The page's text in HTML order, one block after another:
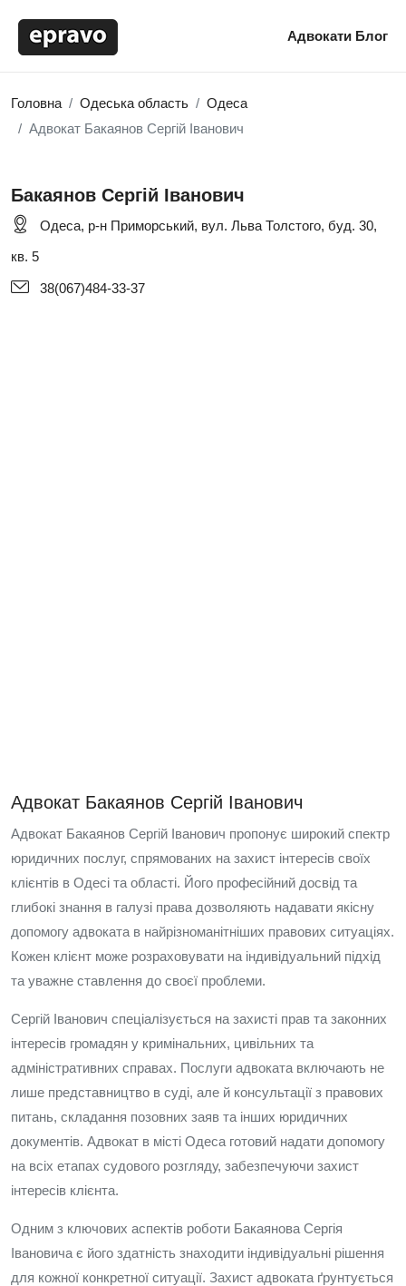
Адвокати Блог
Головна Одеська область
Одеса
Адвокат Бакаянов Сергій Іванович
Бакаянов Сергій Іванович
Одеса, р-н Приморський, вул. Льва Толстого, буд. 30,
кв. 5
38(067)484-33-37
Адвокат Бакаянов Сергій Іванович
Адвокат Бакаянов Сергій Іванович пропонує широкий спектр
юридичних послуг, спрямованих на захист інтересів своїх
клієнтів в Одесі та області. Його професійний досвід та
глибокі знання в галузі права дозволяють надавати якісну
допомогу адвоката в найрізноманітніших правових ситуаціях.
Кожен клієнт може розраховувати на індивідуальний підхід
та уважне ставлення до своєї проблеми.
Сергій Іванович спеціалізується на захисті прав та законних
інтересів громадян у кримінальних, цивільних та
адміністративних справах. Послуги адвоката включають не
лише представництво в суді, але й консультації з правових
питань, складання позовних заяв та інших юридичних
документів. Адвокат в місті Одеса готовий надати допомогу
на всіх етапах судового розгляду, забезпечуючи захист
інтересів клієнта.
Одним з ключових аспектів роботи Бакаянова Сергія
Івановича є його здатність знаходити індивідуальні рішення
для кожної конкретної ситуації. Захист адвоката ґрунтується